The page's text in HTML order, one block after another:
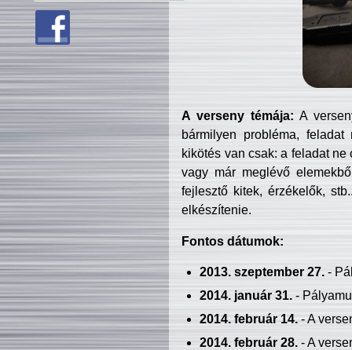
A verseny témája: A
bármilyen probléma, feladat
kikötés van csak: a feladat
vagy már meglévő
fejlesztő kitek, érzékelők,
elkészítenie.
Fontos dátumok:
2013. szeptember 27.-
2014. január 31.-
2014. február 14.- A
2014. február 28.- A